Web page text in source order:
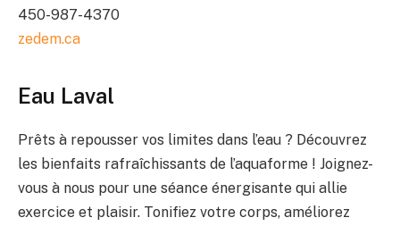
450-987-4370
zedem.ca
Eau Laval
Prêts à repousser vos limites dans l’eau ? Découvrez
les bienfaits rafraîchissants de l’aquaforme ! Joignez-
vous à nous pour une séance énergisante qui allie
exercice et plaisir. Tonifiez votre corps, améliorez